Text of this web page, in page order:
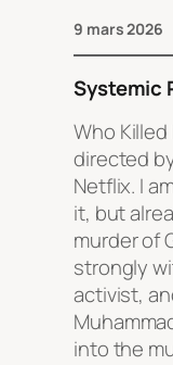
9 mars 2026
Systemic
Who Killed
directed
Netflix. I
it, but
murder of
strongly
activist,
into the